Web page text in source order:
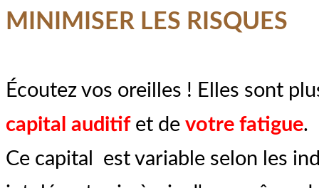
MINIMISER LES RISQUES
Écoutez vos oreilles ! Elles sont
capital auditifet de votre fatigue.
Ce capital est variable selon les